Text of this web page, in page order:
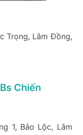
Trọng, Lâm Đồng,
Chiến
1, Bảo Lộc, Lâm